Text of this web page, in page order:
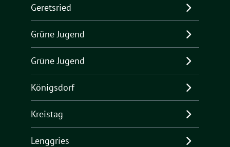
Geretsried
Grüne Jugend
Grüne Jugend
Königsdorf
Kreistag
Lenggries